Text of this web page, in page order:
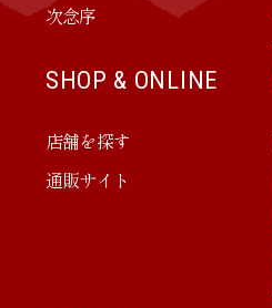
次念序
SHOP & ONLINE
店舗を探す
通販サイト